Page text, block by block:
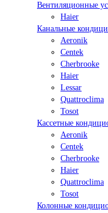
Вентиляционные
Haier
Канальные
Aeronik
Centek
Cherbrooke
Haier
Lessar
Quattroclima
Tosot
Кассетные
Aeronik
Centek
Cherbrooke
Haier
Quattroclima
Tosot
Колонные